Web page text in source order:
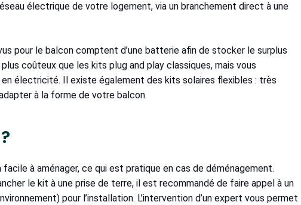
électrique de votre logement, via un branchement direct à une
pour le balcon comptent d’une batterie afin de stocker le surplus
coûteux que les kits plug and play classiques, mais vous
électricité. Il existe également des kits solaires flexibles : très
à la forme de votre balcon.
à aménager, ce qui est pratique en cas de déménagement.
le kit à une prise de terre, il est recommandé de faire appel à un
pour l’installation. L’intervention d’un expert vous permet